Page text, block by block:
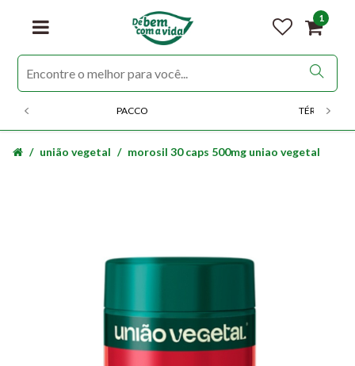
1
PACCO TÉRMICOS
união vegetal morosil 30 caps 500mg uniao vegetal